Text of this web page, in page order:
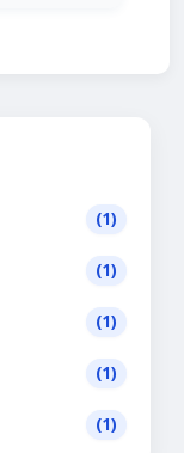
(1)
(1)
(1)
(1)
(1)